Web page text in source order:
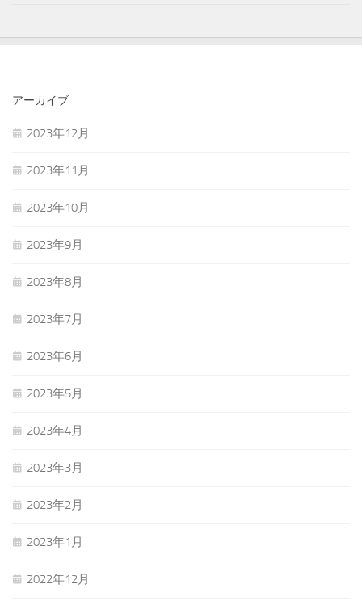
アーカイブ
2023年12月
2023年11月
2023年10月
2023年9月
2023年8月
2023年7月
2023年6月
2023年5月
2023年4月
2023年3月
2023年2月
2023年1月
2022年12月